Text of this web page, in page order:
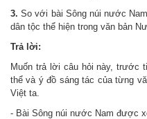
3.So với bài Sông núi nước
dân tộc thể hiện trong văn bản
Trả lời:
Muốn trả lời câu hỏi này, trước
thể và ý đồ sáng tác của từng
Việt ta.
- Bài Sông núi nước Nam được